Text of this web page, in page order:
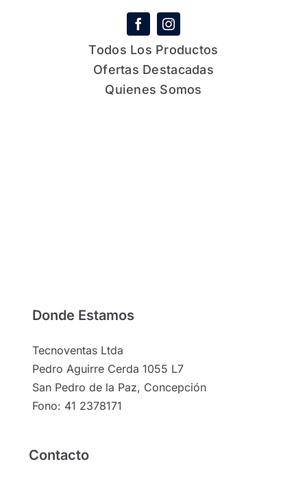
Todos Los Productos
Ofertas Destacadas
Quienes Somos
Donde Estamos
Tecnoventas Ltda
Pedro Aguirre Cerda 1055 L7
San Pedro de la Paz, Concepción
Fono: 41 2378171
Contacto